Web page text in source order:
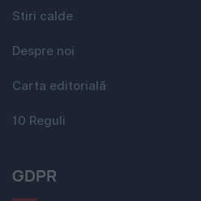
Stiri calde
Despre noi
Carta editorială
10 Reguli
GDPR